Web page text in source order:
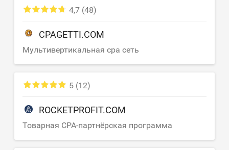
CPAGETTI.COM
Мультивертикальная cpa сеть
4,7 (48)
ROCKETPROFIT.COM
Товарная CPA-партнёрская программа
5 (12)